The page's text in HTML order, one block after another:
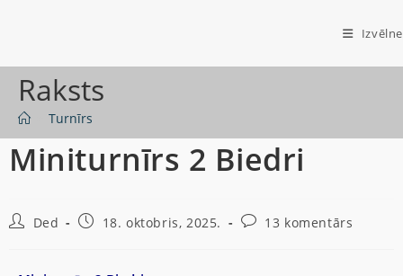
Izvēlne
Raksts
Turnīrs
Miniturnīrs 2 Biedri
Ded 18. oktobris, 2025. 13 komentārs